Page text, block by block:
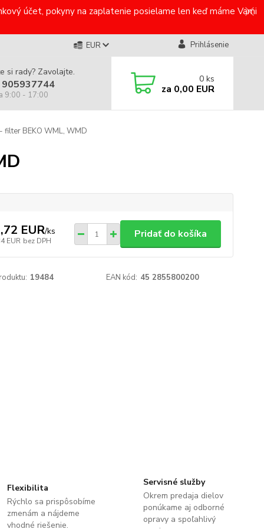
účet, pokyny na zaplatenie posielame len keď máme Vami
EUR Prihlásenie
si rady? Zavolajte.
905937744
9:00 - 17:00
0 ks
za 0,00 EUR
filter BEKO WML, WMD
EUR/ks
EUR bez DPH
Pridať do košíka
19484 EAN kód: 45 2855800200
Flexibilita
Rýchlo sa prispôsobíme
zmenám a nájdeme
vhodné riešenie.
Servisné služby
Okrem predaja dielov
ponúkame aj odborné
opravy a spoľahlivý